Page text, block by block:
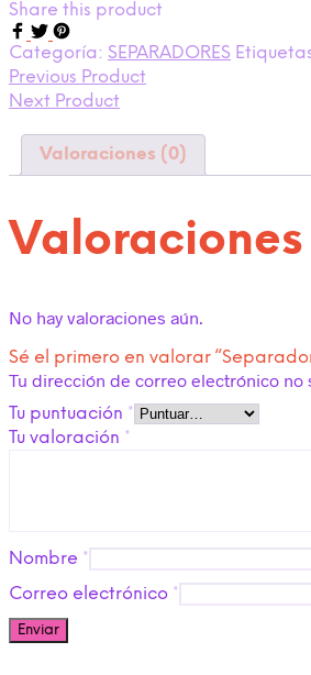
Share this product
Categoría: SEPARADORES
Previous Product
Next Product
Valoraciones (0)
Valoraciones
No hay valoraciones aún.
Sé el primero en valorar
Tu dirección de correo electrónico no
Tu puntuación *
Tu valoración *
Nombre *
Correo electrónico *